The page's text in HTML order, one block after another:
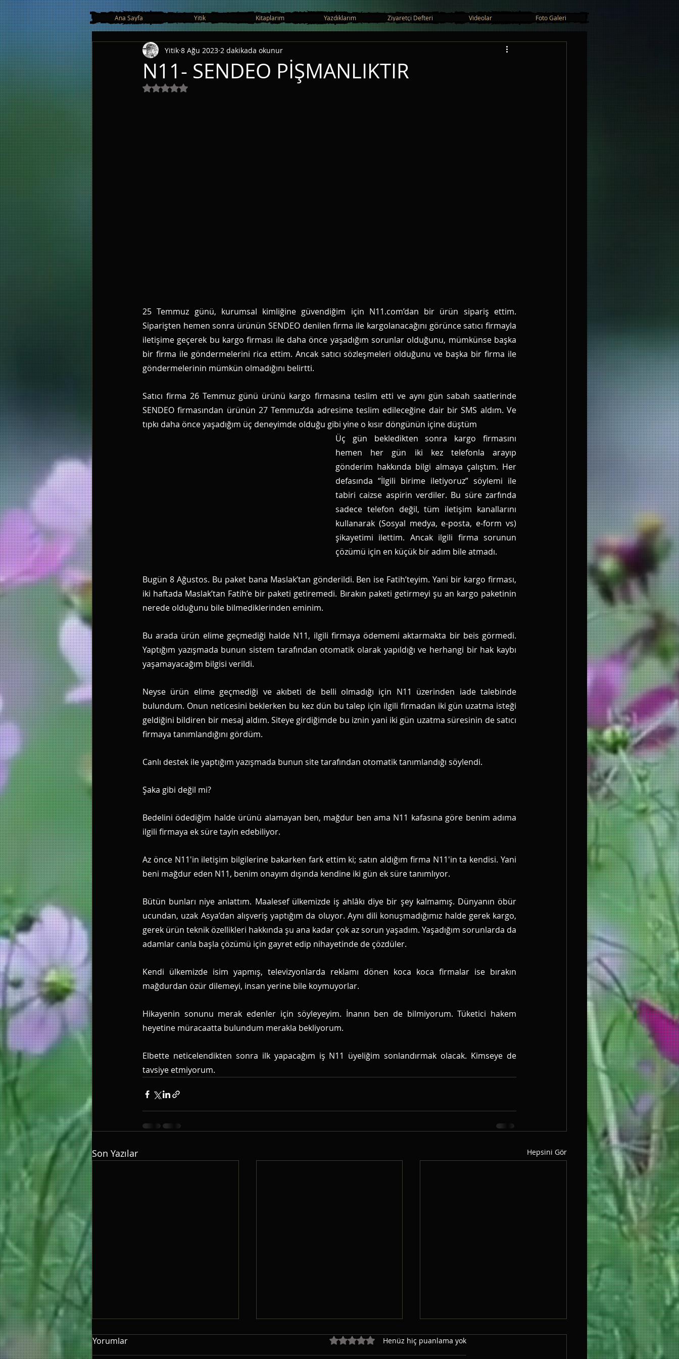
google.com, pub-3163838852151076, DIRECT, f08c47fec0942fa0
Ana Sayfa Yitik Kitaplarım Yazdıklarım Ziyaretçi Defteri Videolar Foto Galeri
N11- SENDEO PİŞMANLIKTIR
Yitik 8 Ağu 2023 2 dakikada okunur
5 üzerinden NaN yıldız
25 Temmuz günü, kurumsal kimliğine güvendiğim için N11.com’dan bir ürün sipariş ettim.
Siparişten hemen sonra ürünün SENDEO denilen firma ile kargolanacağını görünce satıcı firmayla
iletişime geçerek bu kargo firması ile daha önce yaşadığım sorunlar olduğunu, mümkünse başka
bir firma ile göndermelerini rica ettim. Ancak satıcı sözleşmeleri olduğunu ve başka bir firma ile
göndermelerinin mümkün olmadığını belirtti.
Satıcı firma 26 Temmuz günü ürünü kargo firmasına teslim etti ve aynı gün sabah saatlerinde
SENDEO firmasından ürünün 27 Temmuz’da adresime teslim edileceğine dair bir SMS aldım. Ve
tıpkı daha önce yaşadığım üç deneyimde olduğu gibi yine o kısır döngünün içine düştüm
Üç gün bekledikten sonra kargo firmasını
hemen her gün iki kez telefonla arayıp
gönderim hakkında bilgi almaya çalıştım. Her
defasında “İlgili birime iletiyoruz” söylemi ile
tabiri caizse aspirin verdiler. Bu süre zarfında
sadece telefon değil, tüm iletişim kanallarını
kullanarak (Sosyal medya, e-posta, e-form vs)
şikayetimi ilettim. Ancak ilgili firma sorunun
çözümü için en küçük bir adım bile atmadı.
Bugün 8 Ağustos. Bu paket bana Maslak’tan gönderildi. Ben ise Fatih’teyim. Yani bir kargo firması,
iki haftada Maslak’tan Fatih’e bir paketi getiremedi. Bırakın paketi getirmeyi şu an kargo paketinin
nerede olduğunu bile bilmediklerinden eminim.
Bu arada ürün elime geçmediği halde N11, ilgili firmaya ödememi aktarmakta bir beis görmedi.
Yaptığım yazışmada bunun sistem tarafından otomatik olarak yapıldığı ve herhangi bir hak kaybı
yaşamayacağım bilgisi verildi.
Neyse ürün elime geçmediği ve akıbeti de belli olmadığı için N11 üzerinden iade talebinde
bulundum. Onun neticesini beklerken bu kez dün bu talep için ilgili firmadan iki gün uzatma isteği
geldiğini bildiren bir mesaj aldım. Siteye girdiğimde bu iznin yani iki gün uzatma süresinin de satıcı
firmaya tanımlandığını gördüm.
Canlı destek ile yaptığım yazışmada bunun site tarafından otomatik tanımlandığı söylendi.
Şaka gibi değil mi?
Bedelini ödediğim halde ürünü alamayan ben, mağdur ben ama N11 kafasına göre benim adıma
ilgili firmaya ek süre tayin edebiliyor.
Az önce N11'in iletişim bilgilerine bakarken fark ettim ki; satın aldığım firma N11'in ta kendisi. Yani
beni mağdur eden N11, benim onayım dışında kendine iki gün ek süre tanımlıyor.
Bütün bunları niye anlattım. Maalesef ülkemizde iş ahlâkı diye bir şey kalmamış. Dünyanın öbür
ucundan, uzak Asya’dan alışveriş yaptığım da oluyor. Aynı dili konuşmadığımız halde gerek kargo,
gerek ürün teknik özellikleri hakkında şu ana kadar çok az sorun yaşadım. Yaşadığım sorunlarda da
adamlar canla başla çözümü için gayret edip nihayetinde de çözdüler.
Kendi ülkemizde isim yapmış, televizyonlarda reklamı dönen koca koca firmalar ise bırakın
mağdurdan özür dilemeyi, insan yerine bile koymuyorlar.
Hikayenin sonunu merak edenler için söyleyeyim. İnanın ben de bilmiyorum. Tüketici hakem
heyetine müracaatta bulundum merakla bekliyorum.
Elbette neticelendikten sonra ilk yapacağım iş N11 üyeliğim sonlandırmak olacak. Kimseye de
tavsiye etmiyorum.
Son Yazılar Hepsini Gör
ŞEHİT İSMET ŞAHİN
Yorumlar 5 üzerinden 0 yıldızHenüz hiç puanlama yok